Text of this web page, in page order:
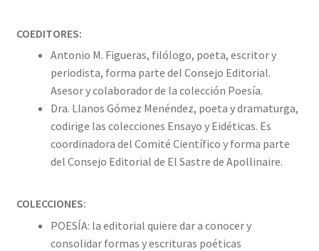
COEDITORES:
Antonio M. Figueras, filólogo, poeta, escritor y
periodista, forma parte del Consejo Editorial.
Asesor y colaborador de la colección Poesía.
Dra. Llanos Gómez Menéndez, poeta y dramaturga,
codirige las colecciones Ensayo y Eidéticas. Es
coordinadora del Comité Científico y forma parte
del Consejo Editorial de El Sastre de Apollinaire.
COLECCIONES:
POESÍA: la editorial quiere dar a conocer y
consolidar formas y escrituras poéticas